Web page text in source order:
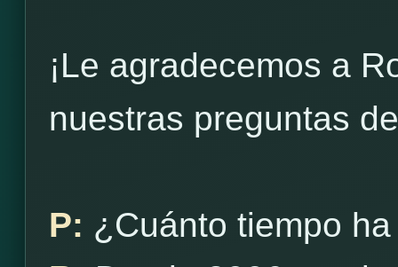
¡Le agradecemos a
nuestras preguntas
P: ¿Cuánto tiempo